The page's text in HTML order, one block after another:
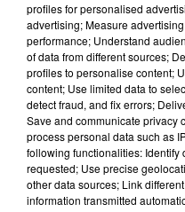
Une publication partagée
5 fois trop de
En effet, la Cour suprême
les sandwichs Subway
que l’on considère comme
est autour de 10 % de celui
que le premier ne doit pas
profiles for personalised
advertising; Measure
performance; Understand
of data from different sources;
profiles to personalise content;
content; Use limited data to
detect fraud, and fix errors;
Save and communicate privacy
process personal data such as
following functionalities:
requested; Use precise
other data sources; Link
information transmitted